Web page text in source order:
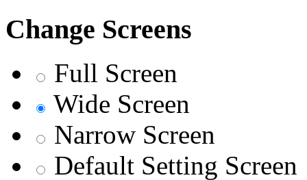
Change Screens
Full Screen
Wide Screen
Narrow Screen
Default Setting Screen